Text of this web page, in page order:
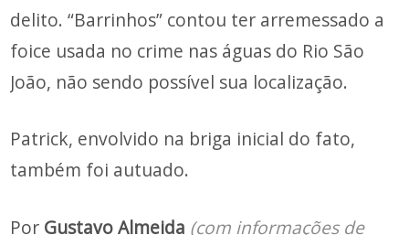
delito. “Barrinhos” contou ter arremessado a
foice usada no crime nas águas do Rio São
João, não sendo possível sua localização.
Patrick, envolvido na briga inicial do fato,
também foi autuado.
Por Gustavo Almeida (com informações de